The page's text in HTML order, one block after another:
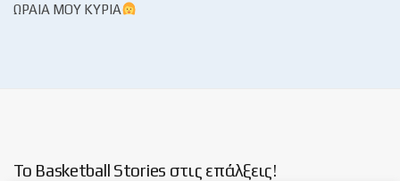
ΩΡΑΊΑ ΜΟΥ ΚΥΡΊΑ
Το Basketball Stories στις επάλξεις!